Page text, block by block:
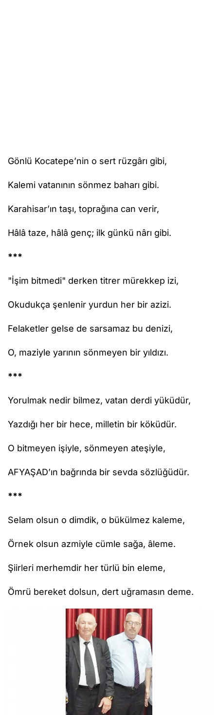
Gönlü Kocatepe’nin o sert rüzgârı gibi,
Kalemi vatanının sönmez baharı gibi.
Karahisar’ın taşı, toprağına can verir,
Hâlâ taze, hâlâ genç; ilk günkü nârı gibi.
***
"İşim bitmedi" derken titrer mürekkep izi,
Okudukça şenlenir yurdun her bir azizi.
Felaketler gelse de sarsamaz bu denizi,
O, maziyle yarının sönmeyen bir yıldızı.
***
Yorulmak nedir bilmez, vatan derdi yüküdür,
Yazdığı her bir hece, milletin bir köküdür.
O bitmeyen işiyle, sönmeyen ateşiyle,
AFYAŞAD’ın bağrında bir sevda sözlüğüdür.
***
Selam olsun o dimdik, o bükülmez kaleme,
Örnek olsun azmiyle cümle sağa, âleme.
Şiirleri merhemdir her türlü bin eleme,
Ömrü bereket dolsun, dert uğramasın deme.